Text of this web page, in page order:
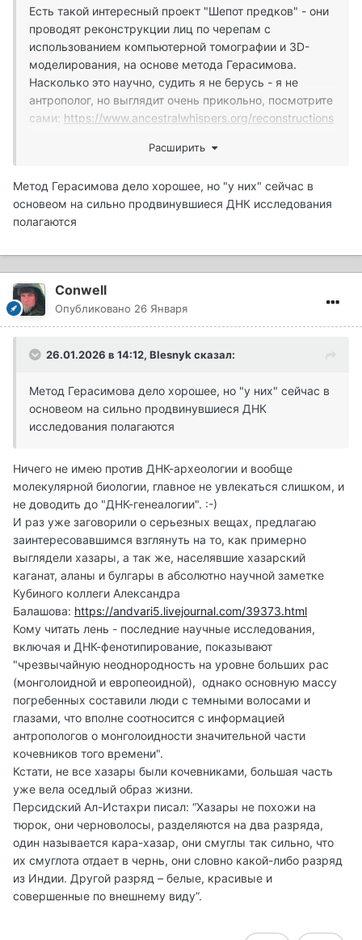
Есть такой интересный проект "Шепот предков" - они
проводят реконструкции лиц по черепам с
использованием компьютерной томографии и 3D-
моделирования, на основе метода Герасимова.
Насколько это научно, судить я не берусь - я не
антрополог, но выглядит очень прикольно, посмотрите
сами: https://www.ancestralwhispers.org/reconstructions
В частности, они восстановили облик половца (они же
области, датируемого X–XIII веками.
Расширить
Метод Герасимова дело хорошее, но "у них" сейчас в
основеом на сильно продвинувшиеся ДНК исследования
полагаются
Conwell
Опубликовано 26 Января
26.01.2026 в 14:12, Blesnyk сказал:
Метод Герасимова дело хорошее, но "у них" сейчас в
основеом на сильно продвинувшиеся ДНК
исследования полагаются
Ничего не имею против ДНК-археологии и вообще
молекулярной биологии, главное не увлекаться слишком, и
не доводить до "ДНК-генеалогии". :-)
И раз уже заговорили о серьезных вещах, предлагаю
заинтересовавшимся взглянуть на то, как примерно
выглядели хазары, а так же, населявшие хазарский
каганат, аланы и булгары в абсолютно научной заметке
Кубиного коллеги Александра
Балашова: https://andvari5.livejournal.com/39373.html
Кому читать лень - последние научные исследования,
включая и ДНК-фенотипирование, показывают
"чрезвычайную неоднород­ность на уровне больших рас
(монголоидной и евро­пеоидной), однако основную массу
погребенных составили люди с темными волосами и
глазами, что вполне соотносится с информацией
антропологов о монголоидности значительной части
кочевников того времени".
Кстати, не все хазары были кочевниками, большая часть
уже вела оседлый образ жизни.
Персидский Ал-Истахри писал: “Хазары не похожи на
тюрок, они черноволосы, разделяются на два разряда,
один называется кара-хазар, они смуглы так сильно, что
их смуглота отдает в чернь, они словно какой-либо разряд
из Индии. Другой разряд – белые, красивые и
совершенные по внешнему виду”.